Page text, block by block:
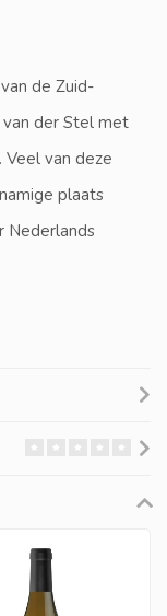
de Zuid-
van der Stel met
van deze
plaats
Nederlands